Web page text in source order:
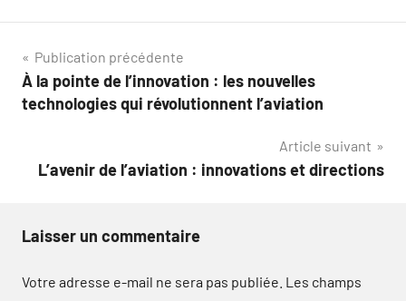
Navigation
de
Publication précédente
À la pointe de l’innovation : les nouvelles
technologies qui révolutionnent l’aviation
Article suivant
L’avenir de l’aviation : innovations et directions
Laisser un commentaire
Votre adresse e-mail ne sera pas publiée. Les champs